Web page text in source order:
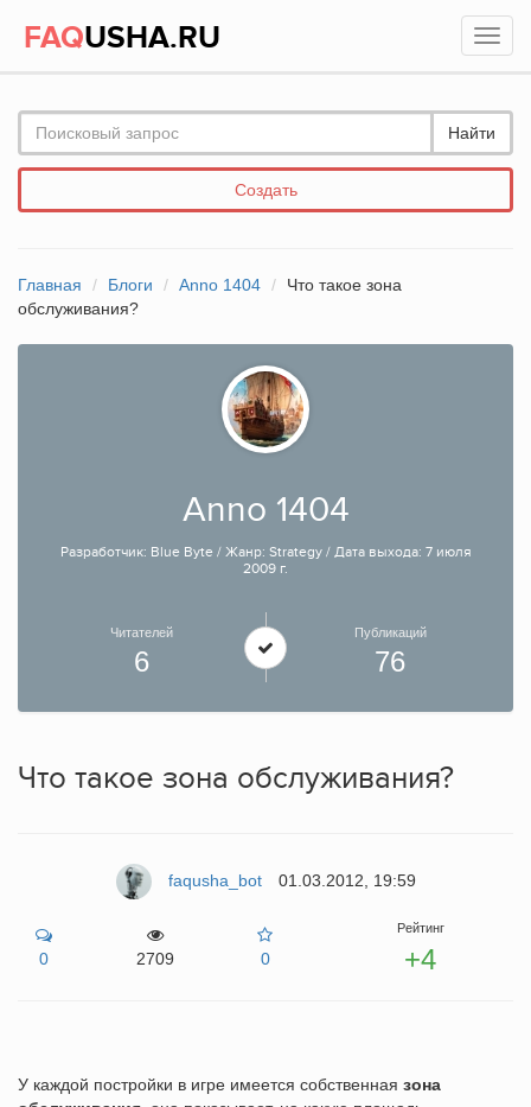
FAQUSHA.RU
Найти
Создать
Главная Блоги Anno 1404
Что такое зона
обслуживания?
Anno 1404
Разработчик: Blue Byte / Жанр: Strategy / Дата выхода: 7 июля
2009 г.
Читателей
6
Публикаций
76
Что такое зона обслуживания?
faqusha_bot 01.03.2012, 19:59
0 2709 0
Рейтинг
+4
У каждой постройки в игре имеется собственная зона